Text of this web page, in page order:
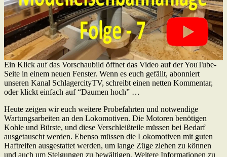
Ein Klick auf das Vorschaubild öffnet das Video auf der YouTube-
Seite in einem neuen Fenster. Wenn es euch gefällt, abonniert
unseren Kanal SchlagercityTV, schreibt einen netten Kommentar,
oder klickt einfach auf “Daumen hoch” …
Heute zeigen wir euch weitere Probefahrten und notwendige
Wartungsarbeiten an den Lokomotiven. Die Motoren benötigen
Kohle und Bürste, und diese Verschleißteile müssen bei Bedarf
ausgetauscht werden. Ebenso müssen die Lokomotiven mit guten
Haftreifen ausgestattet werden, um lange Züge ziehen zu können
und auch um Steigungen zu bewältigen. Weitere Informationen zu